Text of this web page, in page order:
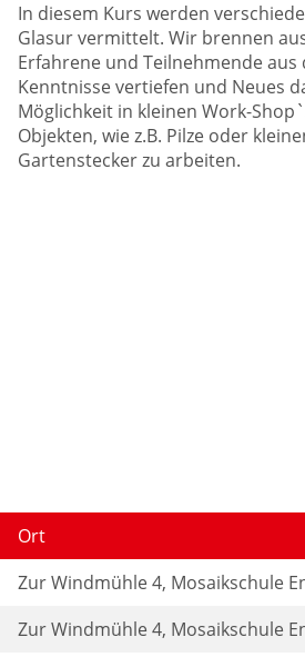
In diesem Kurs werden
Glasur vermittelt. Wir brennen
Erfahrene und Teilnehmende
Kenntnisse vertiefen und Neues
Möglichkeit in kleinen Work-
Objekten, wie z.B. Pilze oder
Gartenstecker zu arbeiten.
Ort
Zur Windmühle 4, Mosaikschule
Zur Windmühle 4, Mosaikschule